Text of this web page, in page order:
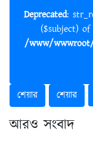
Deprecated: str_replace(): Passing null to parameter #3
($subject)
/www/wwwroot/
শেয়ার
শেয়ার
আরও সংবাদ